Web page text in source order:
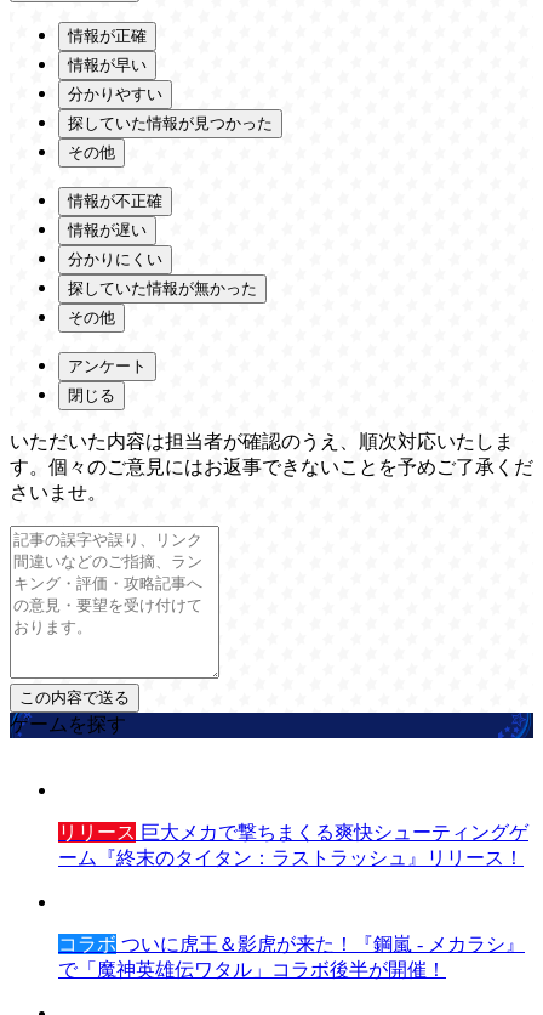
情報が正確
情報が早い
分かりやすい
探していた情報が見つかった
その他
情報が不正確
情報が遅い
分かりにくい
探していた情報が無かった
その他
アンケート
閉じる
いただいた内容は担当者が確認のうえ、順次対応いたしま
す。個々のご意見にはお返事できないことを予めご了承くだ
さいませ。
ゲームを探す
リリース 巨大メカで撃ちまくる爽快シューティングゲ
ーム『終末のタイタン：ラストラッシュ』リリース！
コラボ ついに虎王＆影虎が来た！『鋼嵐 - メカラシ』
で「魔神英雄伝ワタル」コラボ後半が開催！